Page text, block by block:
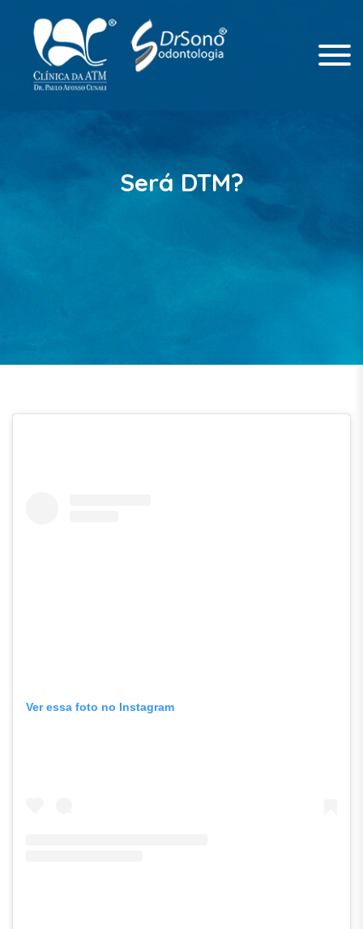
Será DTM?
Ver essa foto no Instagram